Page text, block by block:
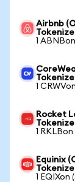
Airbnb
1
1
Rocket
1
Equinix
1 EQIXon